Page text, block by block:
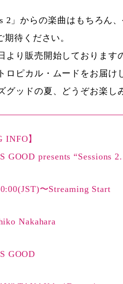
2」からの楽曲はもちろん
待ください。
より販売開始しております
ロピカル・ムードをお届け
グッドの夏、どうぞお楽し
INFO】
GOOD presents “Sessions
〜Streaming Start
Nakahara
GOOD